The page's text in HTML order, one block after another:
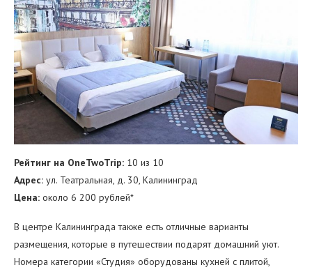
Рейтинг на OneTwoTrip: 10 из 10
Адрес: ул. Театральная, д. 30, Калининград
Цена: около 6 200 рублей*
В центре Калининграда также есть отличные варианты
размещения, которые в путешествии подарят домашний уют.
Номера категории «Студия» оборудованы кухней с плитой,